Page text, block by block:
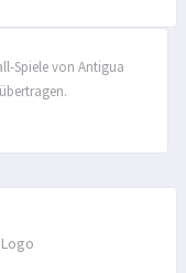
Spiele von Antigua